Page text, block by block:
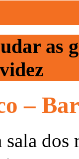
as
–
sala dos